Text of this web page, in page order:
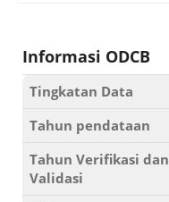
Informasi ODCB
Tingkatan Data
Tahun pendataan
Tahun Verifikasi dan
Validasi